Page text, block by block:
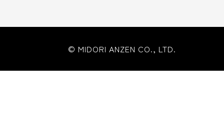
© MIDORI ANZEN CO., LTD.